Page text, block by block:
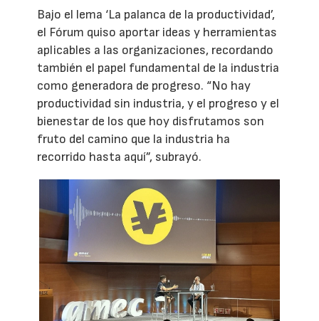
Bajo el lema ‘La palanca de la productividad’,
el Fórum quiso aportar ideas y herramientas
aplicables a las organizaciones, recordando
también el papel fundamental de la industria
como generadora de progreso. “No hay
productividad sin industria, y el progreso y el
bienestar de los que hoy disfrutamos son
fruto del camino que la industria ha
recorrido hasta aquí”, subrayó.